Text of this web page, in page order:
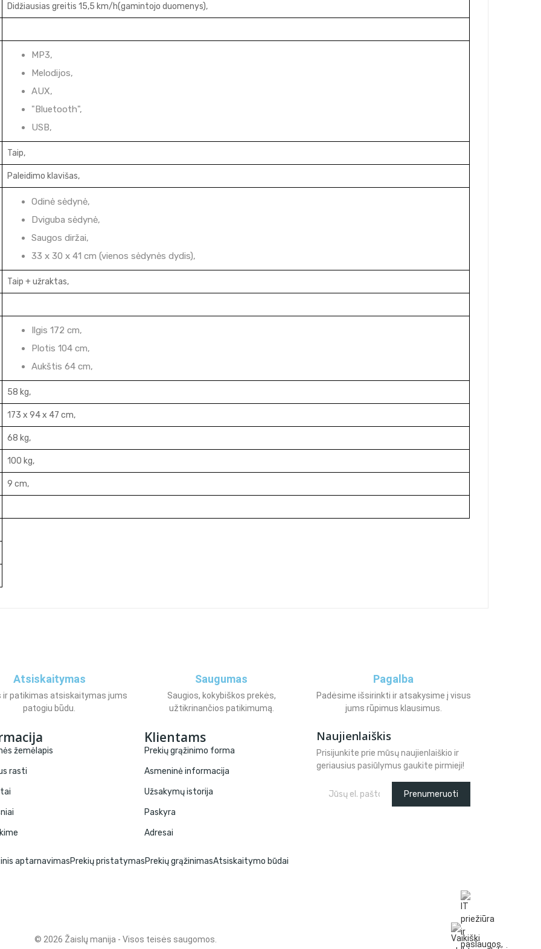
Didžiausias greitis 15,5 km/h(gamintojo duomenys),
MP3,
Melodijos,
AUX,
"Bluetooth",
USB,
Taip,
Paleidimo klavišas,
Odinė sėdynė,
Dviguba sėdynė,
Saugos diržai,
33 x 30 x 41 cm (vienos sėdynės dydis),
Taip + užraktas,
Ilgis 172 cm,
Plotis 104 cm,
Aukštis 64 cm,
58 kg,
173 x 94 x 47 cm,
68 kg,
100 kg,
9 cm,
Atsiskaitymas
ir patikimas atsiskaitymas jums
patogiu būdu.
Saugumas
Saugios, kokybiškos prekės,
užtikrinančios patikimumą.
Pagalba
Padėsime išsirinkti ir atsakysime į visus
jums rūpimus klausimus.
žemėlapis
rasti
Klientams
Prekių grąžinimo forma
Asmeninė informacija
Užsakymų istorija
Paskyra
Adresai
Naujienlaiškis
Prisijunkite prie mūsų naujienlaiškio ir
geriausius pasiūlymus gaukite pirmieji!
Prenumeruoti
aptarnavimasPrekių pristatymasPrekių grąžinimasAtsiskaitymo būdai
© 2026 Žaislų manija - Visos teisės saugomos.